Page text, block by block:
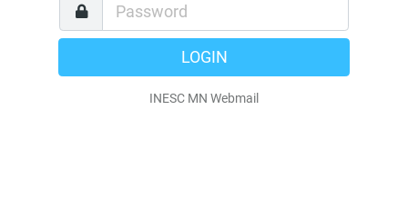
LOGIN
INESC MN Webmail